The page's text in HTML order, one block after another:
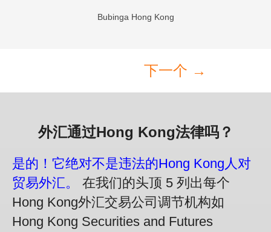
Bubinga Hong Kong
下一个 →
外汇通过Hong Kong法律吗？
是的！它绝对不是违法的Hong Kong人对
贸易外汇。
在我们的头顶 5 列出每个
Hong Kong外汇交易公司调节机构如
Hong Kong Securities and Futures